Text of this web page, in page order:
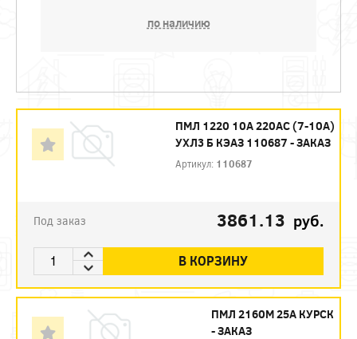
по наличию
ПМЛ 1220 10А 220AC (7-10А)
УХЛ3 Б КЭАЗ 110687 - ЗАКАЗ
Артикул: 110687
Под заказ 3861.13 руб.
В КОРЗИНУ
ПМЛ 2160М 25А КУРСК
- ЗАКАЗ